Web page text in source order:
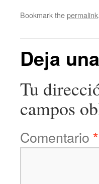
Bookmark thepermalink.
Deja
Tu
campos
Comentario *